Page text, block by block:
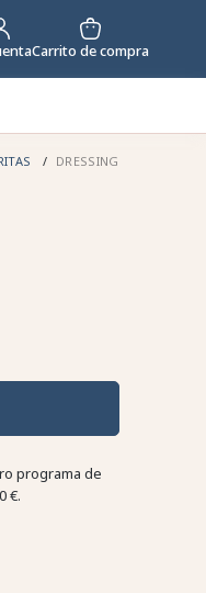
Carrito de compra
DRESSING
programa de
€.